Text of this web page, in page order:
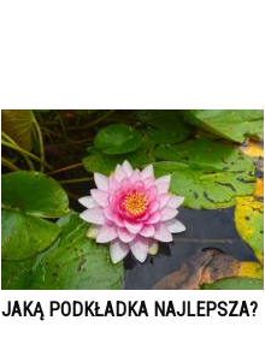
JAKĄ PODKŁADKA NAJLEPSZA?